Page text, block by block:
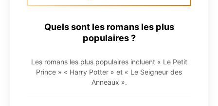
Quels sont les romans les plus
populaires ?
Les romans les plus populaires incluent « Le Petit
Prince » « Harry Potter » et « Le Seigneur des
Anneaux ».